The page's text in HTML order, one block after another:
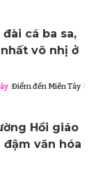
cá ba sa,
vô nhị ở
Điểm đến Miền Tây
Hồi giáo
văn hóa